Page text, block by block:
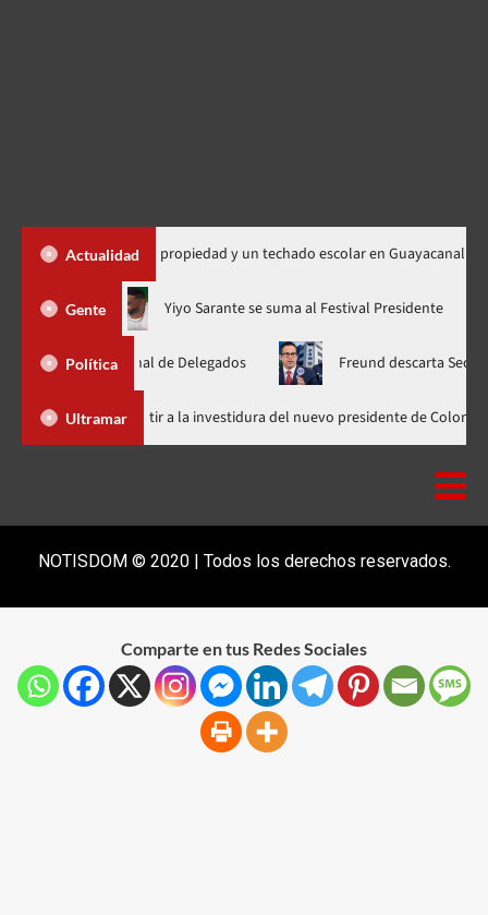
Actualidad
títulos de propiedad y un techado escolar en Guayacanal
Gente
en nuevo horario Yiyo Sarante se suma al Festival
Política
Nacional de Delegados Freund descarta Secretaría de
Ultramar
Abinader llega a Cali para asistir a la investidura del nuevo
NOTISDOM © 2020 | Todos los derechos reservados.
Comparte en tus Redes Sociales